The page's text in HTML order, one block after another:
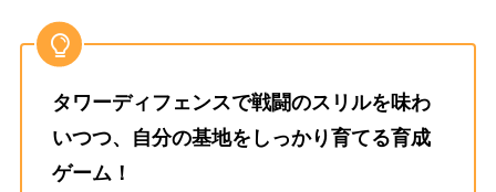
タワーディフェンスで戦闘のスリルを味わ
いつつ、自分の基地をしっかり育てる育成
ゲーム！